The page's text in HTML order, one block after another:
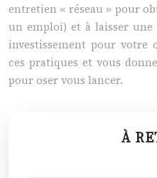
entretien « réseau » pour
un emploi) et à laisser
investissement pour votre
ces pratiques et vous
pour oser vous lancer.
À